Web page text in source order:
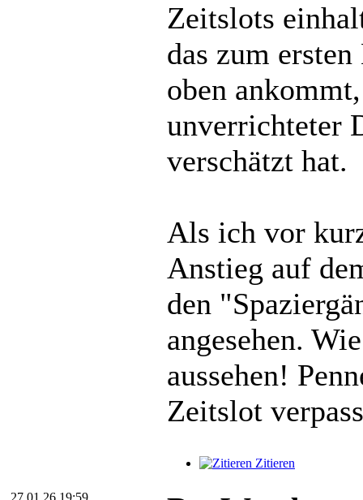
Zeitslots
das zum
oben
unverrichteter
verschätzt hat.
Als ich vor
Anstieg auf
den
angesehen.
aussehen!
Zeitslot
Zitieren
27.01.26 19:59